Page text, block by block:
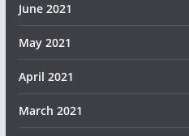
June 2021
May 2021
April 2021
March 2021